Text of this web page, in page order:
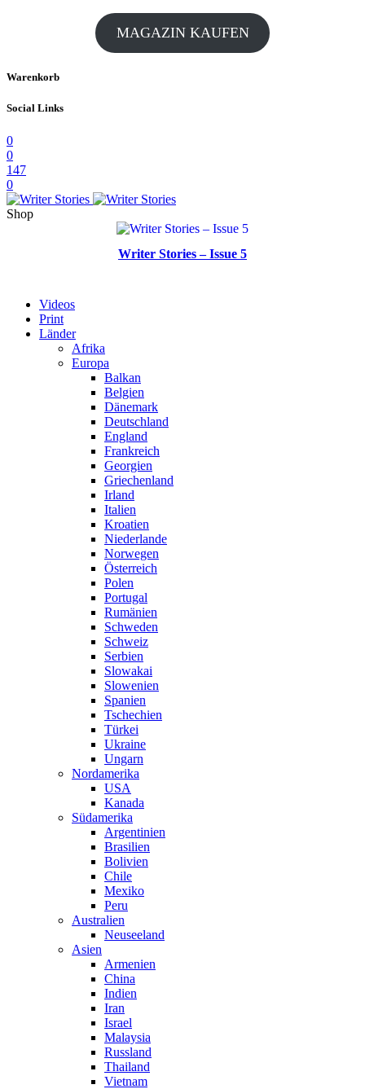
MAGAZIN KAUFEN
Warenkorb
Social Links
0
0
147
0
Shop
Writer Stories – Issue 5
Videos
Print
Länder
Afrika
Europa
Balkan
Belgien
Dänemark
Deutschland
England
Frankreich
Georgien
Griechenland
Irland
Italien
Kroatien
Niederlande
Norwegen
Österreich
Polen
Portugal
Rumänien
Schweden
Schweiz
Serbien
Slowakai
Slowenien
Spanien
Tschechien
Türkei
Ukraine
Ungarn
Nordamerika
USA
Kanada
Südamerika
Argentinien
Brasilien
Bolivien
Chile
Mexiko
Peru
Australien
Neuseeland
Asien
Armenien
China
Indien
Iran
Israel
Malaysia
Russland
Thailand
Vietnam